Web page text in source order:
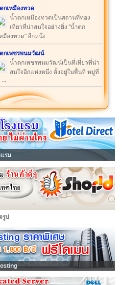
กเหมืองทวด
น้ำตกเหมืองทวดเป็นสถานที่ท่อง
เที่ยวที่น่าสนใจอย่างยิ่ง "น้ำตก
มืองทวด" อีกหนึ่ง ...
กเพชรพนมวัฒน์
น้ำตกเพชรพนมวัฒน์เป็นที่เที่ยวที่น่า
สนใจอีกแห่งหนึ่ง ตั้งอยู่ในพื้นที่ หมู่ที่
...
แรม
รูป